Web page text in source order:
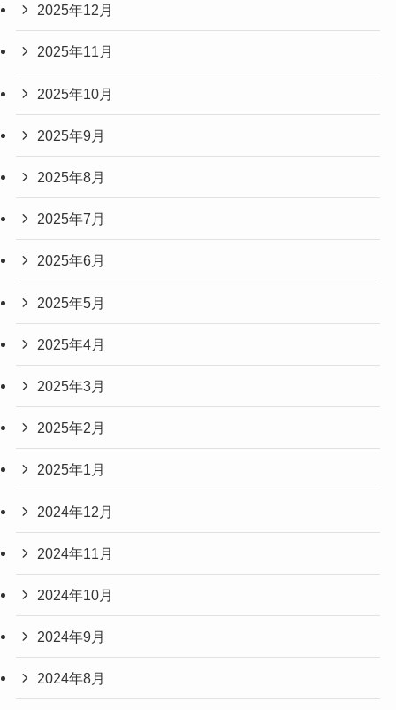
2025年12月
2025年11月
2025年10月
2025年9月
2025年8月
2025年7月
2025年6月
2025年5月
2025年4月
2025年3月
2025年2月
2025年1月
2024年12月
2024年11月
2024年10月
2024年9月
2024年8月